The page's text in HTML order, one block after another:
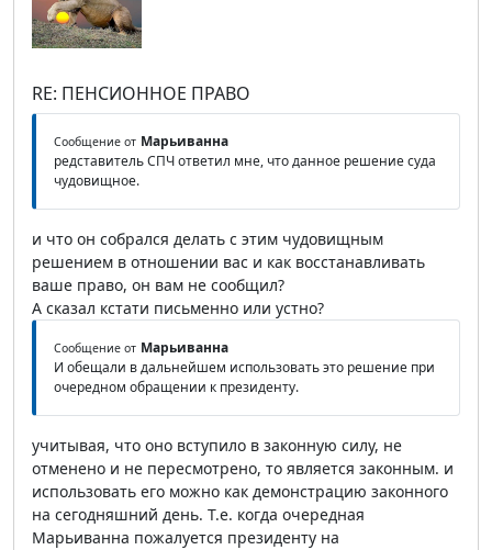
RE: ПЕНСИОННОЕ ПРАВО
Сообщение от Марьиванна
редставитель СПЧ ответил мне, что данное решение суда
чудовищное.
и что он собрался делать с этим чудовищным
решением в отношении вас и как восстанавливать
ваше право, он вам не сообщил?
А сказал кстати письменно или устно?
Сообщение от Марьиванна
И обещали в дальнейшем использовать это решение при
очередном обращении к президенту.
учитывая, что оно вступило в законную силу, не
отменено и не пересмотрено, то является законным. и
использовать его можно как демонстрацию законного
на сегодняшний день. Т.е. когда очередная
Марьиванна пожалуется президенту на